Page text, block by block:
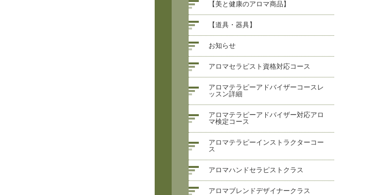
【美と健康のアロマ商品】
【道具・器具】
お知らせ
アロマセラピスト資格対応コース
アロマテラピーアドバイザーコースレ
ッスン詳細
アロマテラピーアドバイザー対応アロ
マ検定コース
アロマテラピーインストラクターコー
ス
アロマハンドセラピストクラス
アロマブレンドデザイナークラス